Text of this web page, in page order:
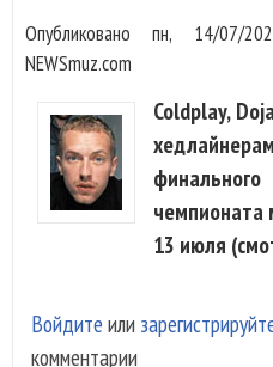
Опубликованопн, 14/07/
NEWSmuz.com
Coldplay,
чемпионата
13 июля
Войдите или
комментарии